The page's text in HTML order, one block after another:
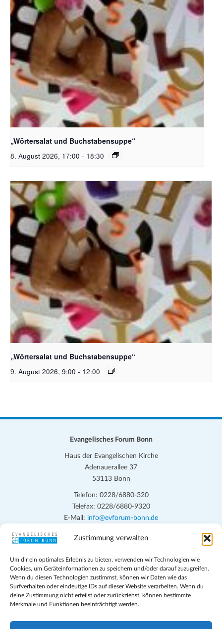
Zustimmung verwalten
Um dir ein optimales Erlebnis zu bieten, verwenden wir Technologien wie
Cookies, um Geräteinformationen zu speichern und/oder darauf zuzugreifen.
Wenn du diesen Technologien zustimmst, können wir Daten wie das
Surfverhalten oder eindeutige IDs auf dieser Website verarbeiten. Wenn du
deine Zustimmung nicht erteilst oder zurückziehst, können bestimmte
Merkmale und Funktionen beeinträchtigt werden.
Bildquelle_ Pixabay Free_Christoph Meinersmann
„Wörtersalat und Buchstabensuppe“
8. August 2026, 17:00 - 18:30
Bildquelle_ Pixabay Free_Christoph Meinersmann
„Wörtersalat und Buchstabensuppe“
9. August 2026, 9:00 - 12:00
Evangelisches Forum Bonn
Haus der Evangelischen Kirche
Adenauerallee 37
53113 Bonn
Telefon: 0228/6880-320
Telefax: 0228/6880-9320
E-Mail: info@evforum-bonn.de
Das Evangelische Forum Bonn will in seinen zentralen
persönlichen, beruflichen, kirchlichen und öffentlichen Lebens
eingehen, zu offener Begegnung und ehrlicher Auseinandersetzung
anregen und mithelfen, aus der Verheißung des Evangeliums heraus
im individuellen und gesellschaftlichen Leben verantwortlich zu
denken, zu reden und zu handeln.